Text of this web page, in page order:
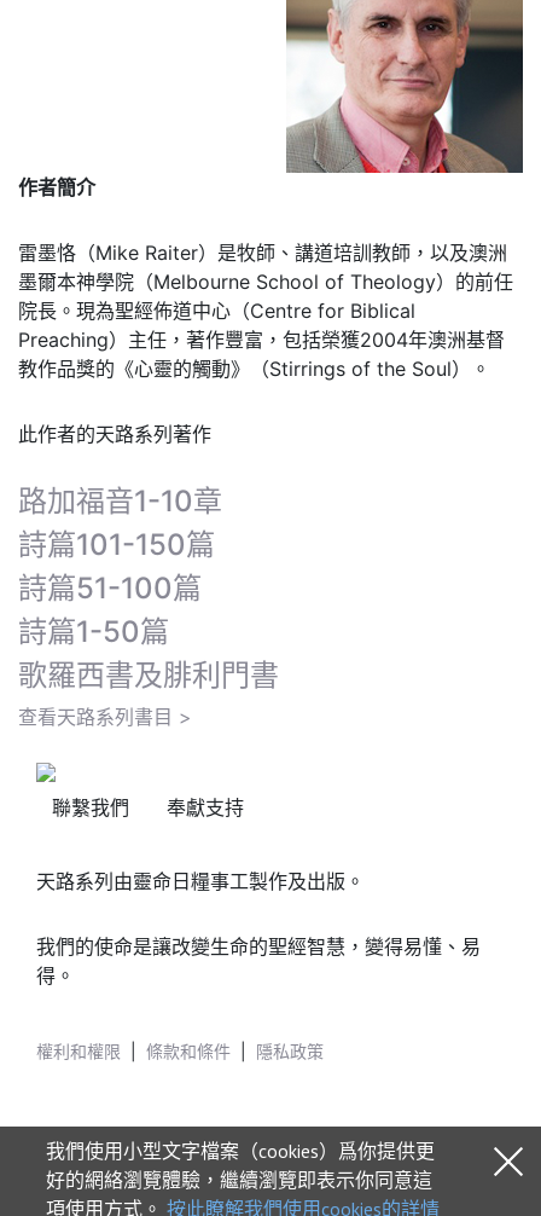
作者簡介
雷墨恪（Mike Raiter）是牧師、講道培訓教師，以及澳洲
墨爾本神學院（Melbourne School of Theology）的前任
院長。現為聖經佈道中心（Centre for Biblical
Preaching）主任，著作豐富，包括榮獲2004年澳洲基督
教作品獎的《心靈的觸動》（Stirrings of the Soul）。
此作者的天路系列著作
路加福音1-10章
詩篇101-150篇
詩篇51-100篇
詩篇1-50篇
歌羅西書及腓利門書
查看天路系列書目 >
聯繫我們 奉獻支持
天路系列由靈命日糧事工製作及出版。
我們的使命是讓改變生命的聖經智慧，變得易懂、易
得。
權利和權限 條款和條件 隱私政策
© 2026 Our Daily Bread Ministries
我們使用小型文字檔案（cookies）爲你提供更
好的網絡瀏覽體驗，繼續瀏覽即表示你同意這
項使用方式。 按此瞭解我們使用cookies的詳情